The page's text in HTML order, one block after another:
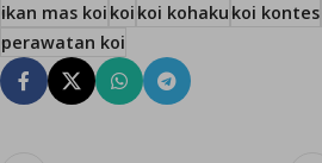
ikan mas koi koi koi kohaku koi kontes
perawatan koi